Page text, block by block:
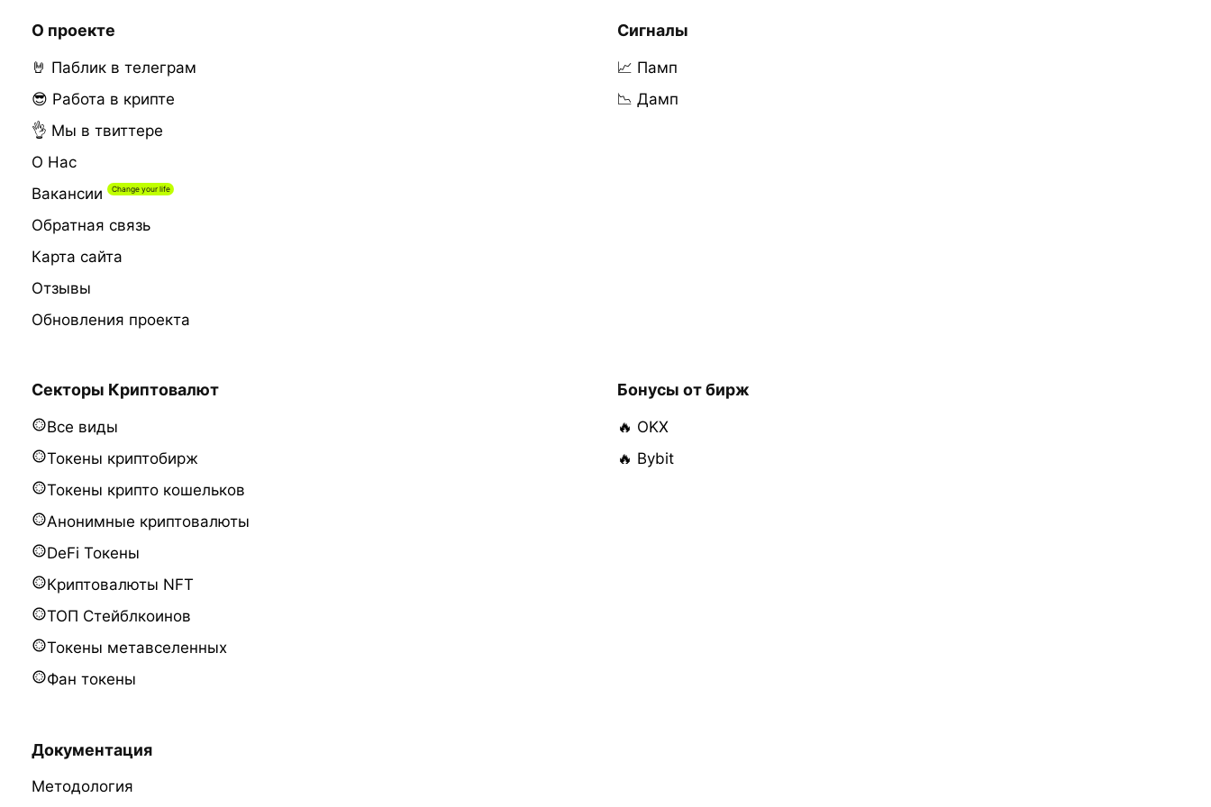
О проекте
🤘 Паблик в телеграм
😎 Работа в крипте
👌 Мы в твиттере
О Нас
Вакансии
Обратная связь
Карта сайта
Отзывы
Обновления проекта
Сигналы
📈 Памп
📉 Дамп
Секторы Криптовалют
Все виды
Токены криптобирж
Токены крипто кошельков
Анонимные криптовалюты
DeFi Токены
Криптовалюты NFT
ТОП Стейблкоинов
Токены метавселенных
Фан токены
Бонусы от бирж
🔥 OKX
🔥 Bybit
Документация
Методология